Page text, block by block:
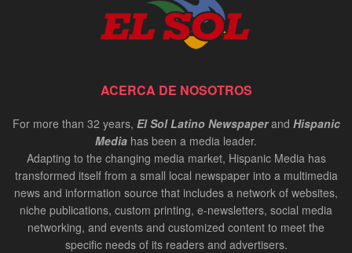
ACERCA DE NOSOTROS
For more than 32 years, El Sol Latino Newspaperand Hispanic
Media has been a media leader.
Adapting to the changing media market, Hispanic Media has
transformed itself from a small local newspaper into a multimedia
news and information source that includes a network of websites,
niche publications, custom printing, e-newsletters, social media
networking, and events and customized content to meet the
specific needs of its readers and advertisers.